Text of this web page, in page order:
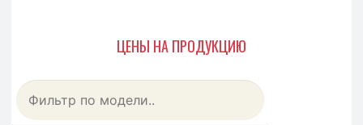
ЦЕНЫ НА ПРОДУКЦИЮ